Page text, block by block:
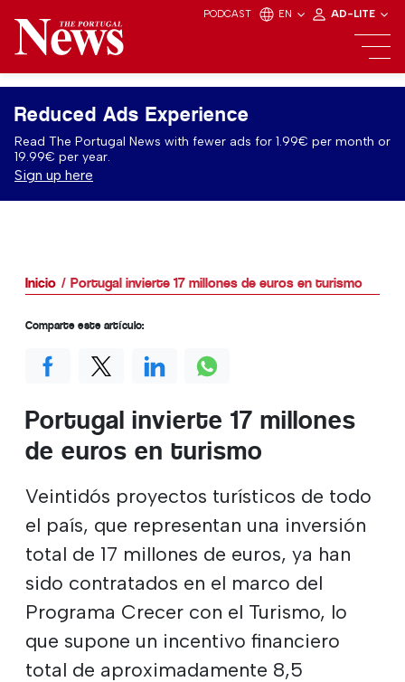
PODCAST EN AD-LITE
Reduced Ads Experience
Read The Portugal News with fewer ads for 1.99€ per month or
19.99€ per year.
Sign up here
Inicio Portugal invierte 17 millones de euros en turismo
Portugal invierte 17 millones
de euros en turismo
Veintidós proyectos turísticos de todo
el país, que representan una inversión
total de 17 millones de euros, ya han
sido contratados en el marco del
Programa Crecer con el Turismo, lo
que supone un incentivo financiero
total de aproximadamente 8,5
Comparte este artículo: